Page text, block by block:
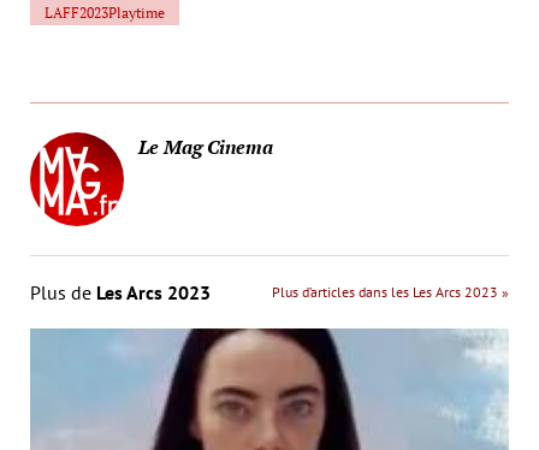
LAFF2023Playtime
Le Mag Cinema
Plus de Les Arcs 2023 Plus d’articles dans les Les Arcs 2023 »